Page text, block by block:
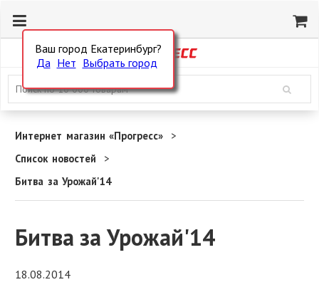
Ваш город Екатеринбург?
Да Нет Выбрать город
Интернет магазин «Прогресс»
Список новостей
Битва за Урожай'14
Битва за Урожай'14
18.08.2014